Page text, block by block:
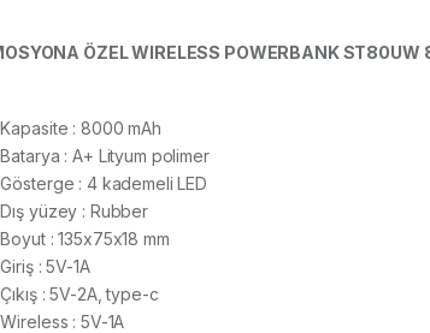
ÖZEL WIRELESS POWERBANK
Kapasite : 8000 mAh
Batarya : A+ Lityum polimer
Gösterge : 4 kademeli LED
Dış yüzey : Rubber
Boyut : 135x75x18 mm
Giriş : 5V-1A
Çıkış : 5V-2A, type-c
Wireless : 5V-1A